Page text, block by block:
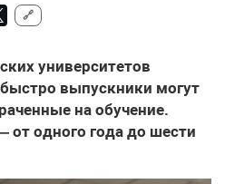
🔗
университетов
выпускники могут
на обучение.
от одного года до шести